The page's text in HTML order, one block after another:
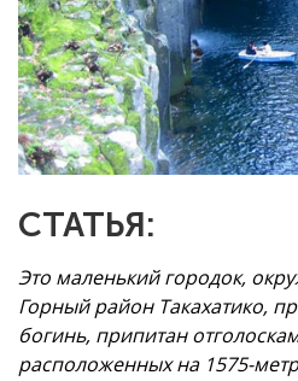
СТАТЬЯ:
Это маленький городок,
Горный район Такахатико,
богинь, припитан
расположенных на 1575-